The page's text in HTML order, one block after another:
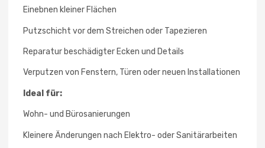
Einebnen kleiner Flächen
Putzschicht vor dem Streichen oder Tapezieren
Reparatur beschädigter Ecken und Details
Verputzen von Fenstern, Türen oder neuen Installationen
Ideal für:
Wohn- und Bürosanierungen
Kleinere Änderungen nach Elektro- oder Sanitärarbeiten